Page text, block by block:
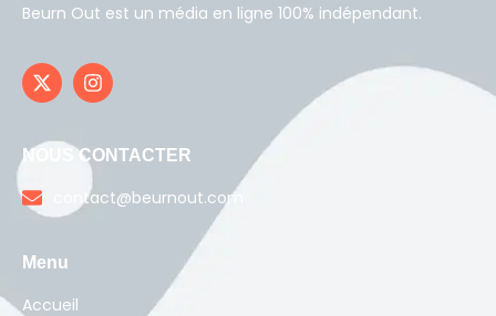
Beurn Out est un média en ligne 100% indépendant.
NOUS CONTACTER
contact@beurnout.com
Menu
Accueil